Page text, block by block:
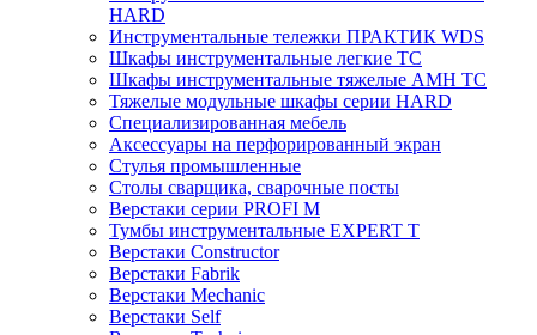
HARD
Инструментальные тележки ПРАКТИК WDS
Шкафы инструментальные легкие ТС
Шкафы инструментальные тяжелые AMH TC
Тяжелые модульные шкафы серии HARD
Cпециализированная мебель
Аксессуары на перфорированный экран
Стулья промышленные
Столы сварщика, сварочные посты
Верстаки серии PROFI M
Тумбы инструментальные EXPERT T
Верстаки Constructor
Верстаки Fabrik
Верстаки Mechanic
Верстаки Self